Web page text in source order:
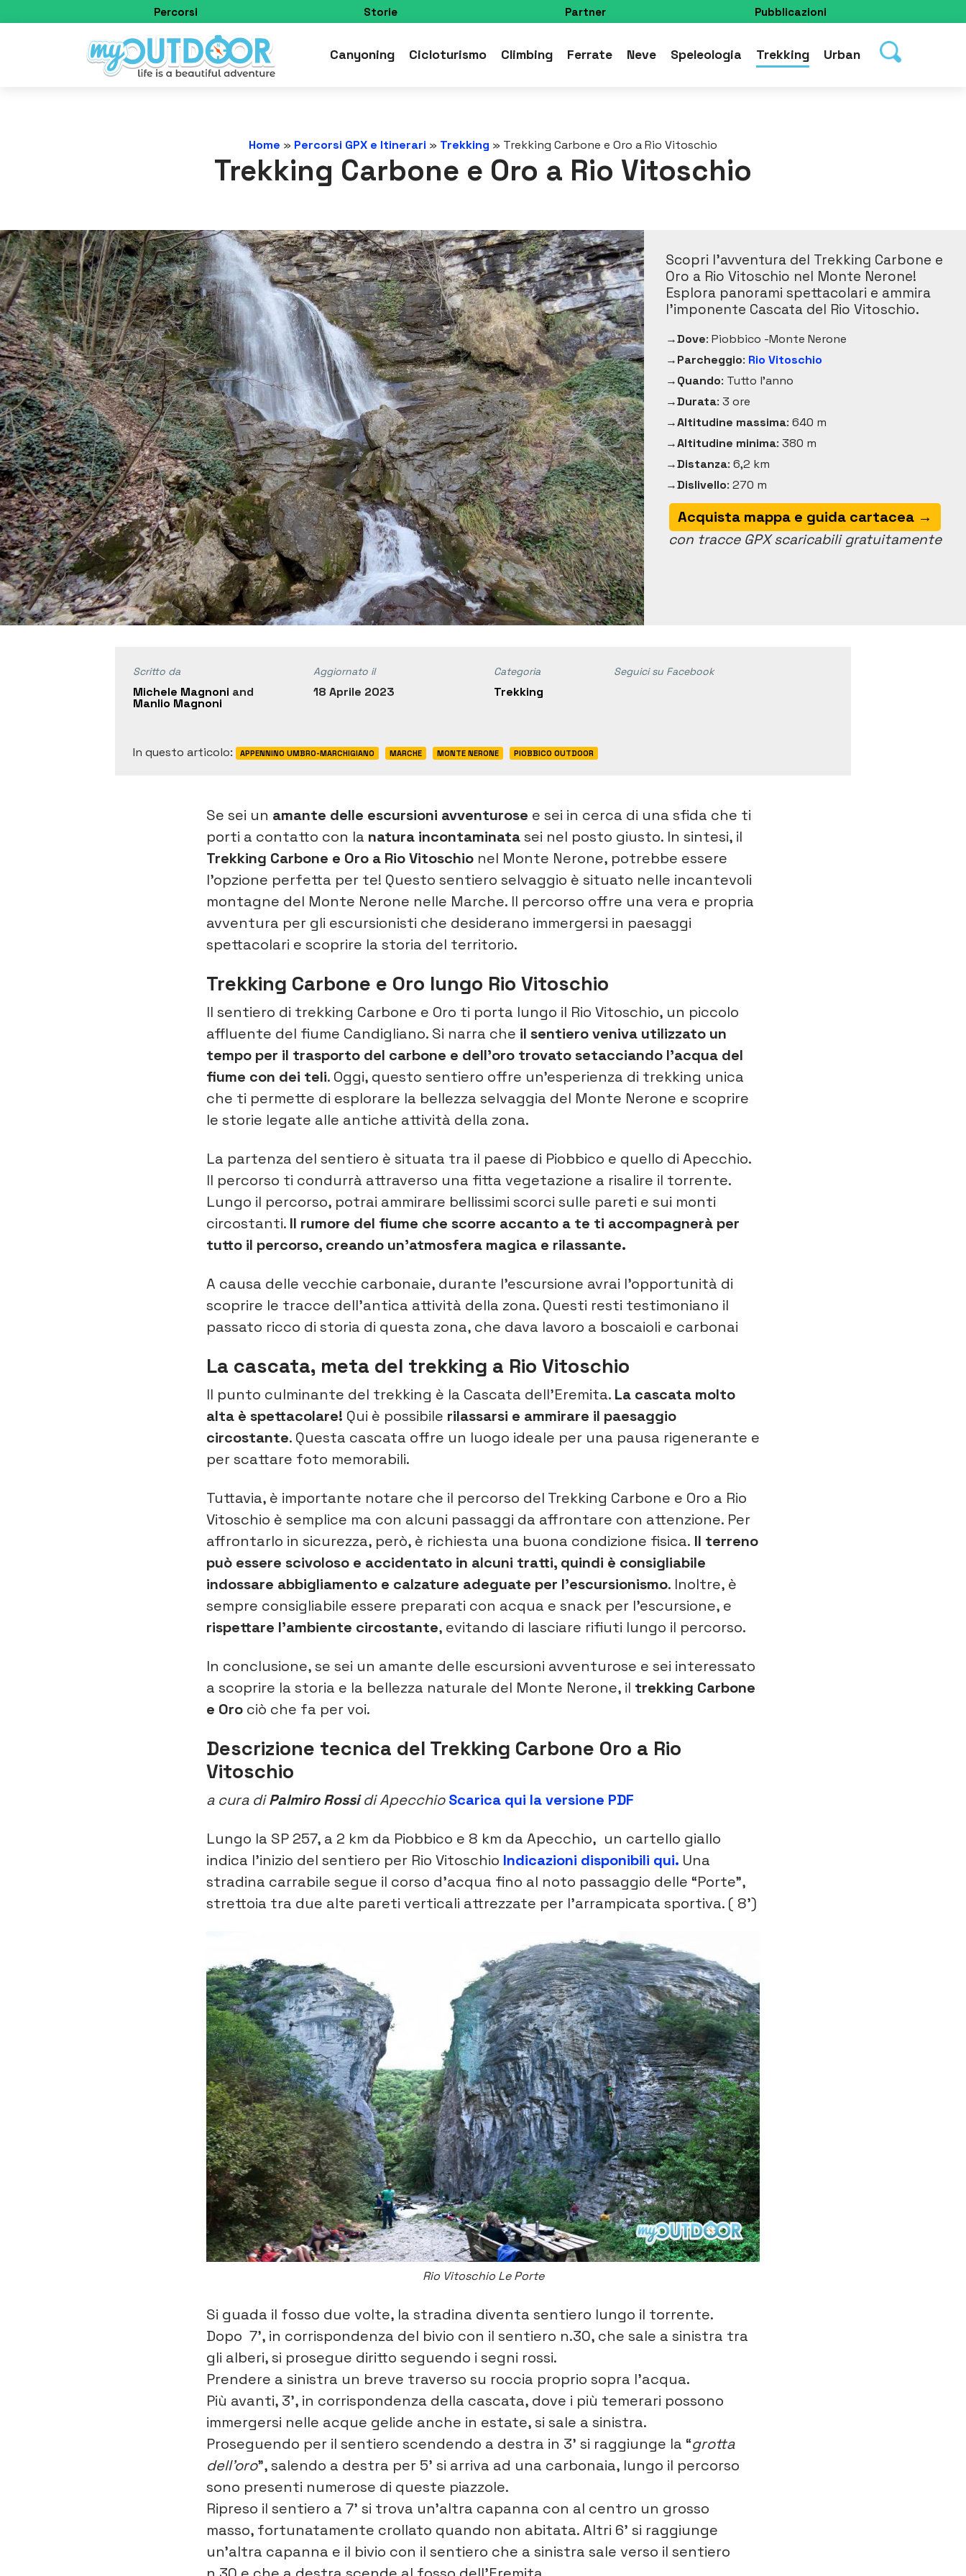
Percorsi Storie Partner Pubblicazioni
Canyoning Cicloturismo Climbing Ferrate Neve Speleologia Trekking Urban
Home » Percorsi GPX e Itinerari » Trekking » Trekking Carbone e Oro a Rio Vitoschio
Trekking Carbone e Oro a Rio Vitoschio
Scopri l’avventura del Trekking Carbone e
Oro a Rio Vitoschio nel Monte Nerone!
Esplora panorami spettacolari e ammira
l’imponente Cascata del Rio Vitoschio.
Dove: Piobbico -Monte Nerone
Parcheggio: Rio Vitoschio
Quando: Tutto l'anno
Durata: 3 ore
Altitudine massima: 640 m
Altitudine minima: 380 m
Distanza: 6,2 km
Dislivello: 270 m
Acquista mappa e guida cartacea →
con tracce GPX scaricabili gratuitamente
Scritto da
Michele Magnoni and
Manlio Magnoni
Aggiornato il
18 Aprile 2023
Categoria
Trekking
Seguici su Facebook
In questo articolo: APPENNINO UMBRO-MARCHIGIANO MARCHE MONTE NERONE PIOBBICO OUTDOOR
Se sei un amante delle escursioni avventurose e sei in cerca di una sfida che ti
porti a contatto con la natura incontaminatasei nel posto giusto. In sintesi, il
Trekking Carbone e Oro a Rio Vitoschio nel Monte Nerone, potrebbe essere
l’opzione perfetta per te! Questo sentiero selvaggio è situato nelle incantevoli
montagne del Monte Nerone nelle Marche. Il percorso offre una vera e propria
avventura per gli escursionisti che desiderano immergersi in paesaggi
spettacolari e scoprire la storia del territorio.
Trekking Carbone e Oro lungo Rio Vitoschio
Il sentiero di trekking Carbone e Oro ti porta lungo il Rio Vitoschio, un piccolo
affluente del fiume Candigliano. Si narra che il sentiero veniva utilizzato un
tempo per il trasporto del carbone e dell’oro trovato setacciando l’acqua del
fiume con dei teli. Oggi, questo sentiero offre un’esperienza di trekking unica
che ti permette di esplorare la bellezza selvaggia del Monte Nerone e scoprire
le storie legate alle antiche attività della zona.
La partenza del sentiero è situata tra il paese di Piobbico e quello di Apecchio.
Il percorso ti condurrà attraverso una fitta vegetazione a risalire il torrente.
Lungo il percorso, potrai ammirare bellissimi scorci sulle pareti e sui monti
circostanti. Il rumore del fiume che scorre accanto a te ti accompagnerà per
tutto il percorso, creando un’atmosfera magica e rilassante.
A causa delle vecchie carbonaie, durante l’escursione avrai l’opportunità di
scoprire le tracce dell’antica attività della zona. Questi resti testimoniano il
passato ricco di storia di questa zona, che dava lavoro a boscaioli e carbonai
La cascata, meta del trekking a Rio Vitoschio
Il punto culminante del trekking è la Cascata dell’Eremita. La cascata molto
alta è spettacolare! Qui è possibile rilassarsi e ammirare il paesaggio
circostante. Questa cascata offre un luogo ideale per una pausa rigenerante e
per scattare foto memorabili.
Tuttavia, è importante notare che il percorso del Trekking Carbone e Oro a Rio
Vitoschio è semplice ma con alcuni passaggi da affrontare con attenzione. Per
affrontarlo in sicurezza, però, è richiesta una buona condizione fisica. Il terreno
può essere scivoloso e accidentato in alcuni tratti, quindi è consigliabile
indossare abbigliamento e calzature adeguate per l’escursionismo. Inoltre, è
sempre consigliabile essere preparati con acqua e snack per l’escursione, e
rispettare l’ambiente circostante, evitando di lasciare rifiuti lungo il percorso.
In conclusione, se sei un amante delle escursioni avventurose e sei interessato
a scoprire la storia e la bellezza naturale del Monte Nerone, il trekking Carbone
e Oro ciò che fa per voi.
Descrizione tecnica del Trekking Carbone Oro a Rio
Vitoschio
a cura diPalmiro Rossidi Apecchio Scarica qui la versione PDF
Lungo la SP 257, a 2 km da Piobbico e 8 km da Apecchio, un cartello giallo
indica l’inizio del sentiero per Rio Vitoschio Indicazioni disponibili qui. Una
stradina carrabile segue il corso d’acqua fino al noto passaggio delle “Porte”,
strettoia tra due alte pareti verticali attrezzate per l’arrampicata sportiva. ( 8’)
Rio Vitoschio Le Porte
Si guada il fosso due volte, la stradina diventa sentiero lungo il torrente.
Dopo 7’, in corrispondenza del bivio con il sentiero n.30, che sale a sinistra tra
gli alberi, si prosegue diritto seguendo i segni rossi.
Prendere a sinistra un breve traverso su roccia proprio sopra l’acqua.
Più avanti, 3’, in corrispondenza della cascata, dove i più temerari possono
immergersi nelle acque gelide anche in estate, si sale a sinistra.
Proseguendo per il sentiero scendendo a destra in 3’ si raggiunge la “grotta
dell’oro”, salendo a destra per 5’ si arriva ad una carbonaia, lungo il percorso
sono presenti numerose di queste piazzole.
Ripreso il sentiero a 7’ si trova un’altra capanna con al centro un grosso
masso, fortunatamente crollato quando non abitata. Altri 6’ si raggiunge
un’altra capanna e il bivio con il sentiero che a sinistra sale verso il sentiero